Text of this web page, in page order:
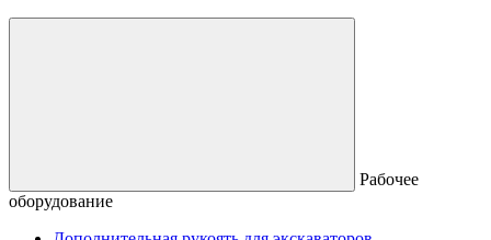
Рабочее
оборудование